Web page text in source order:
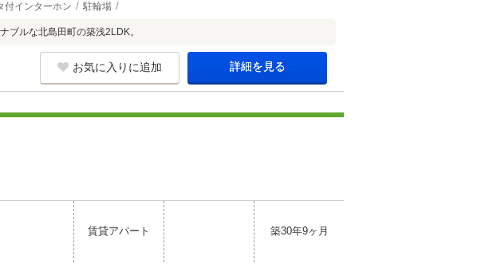
付インターホン 駐輪場
ブルな北島田町の築浅2LDK。
お気に入りに追加 詳細を見る
賃貸アパート 築30年9ヶ月